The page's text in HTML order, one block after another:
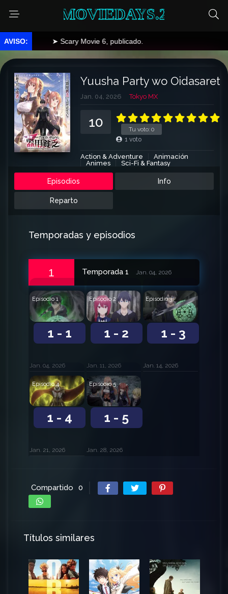
MOVIEDAYS.2
➤ Scary Movie 6, publicado.
Yuusha Party wo
Jan. 04, 2026 Tokyo MX
Tu voto: 0
10
1 voto
Action & Adventure
Animación
Animes
Sci-Fi & Fantasy
Episodios Info
Reparto
Temporadas y episodios
1 Temporada 1 Jan. 04, 2026
1 - 1
Episodio 1
Jan. 04, 2026
1 - 2
Episodio 2
Jan. 11, 2026
1 - 3
Episodio 3
Jan. 14, 2026
1 - 4
Episodio 4
Jan. 21, 2026
1 - 5
Episodio 5
Jan. 28, 2026
Compartido 0
Títulos similares